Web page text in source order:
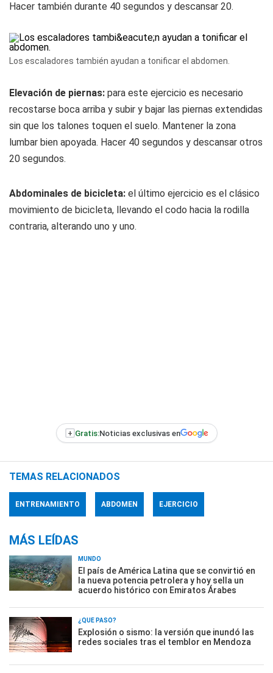
Hacer también durante 40 segundos y descansar 20.
Los escaladores también ayudan a tonificar el abdomen.
Elevación de piernas: para este ejercicio es necesario
recostarse boca arriba y subir y bajar las piernas extendidas
sin que los talones toquen el suelo. Mantener la zona
lumbar bien apoyada. Hacer 40 segundos y descansar otros
20 segundos.
Abdominales de bicicleta: el último ejercicio es el clásico
movimiento de bicicleta, llevando el codo hacia la rodilla
contraria, alterando uno y uno.
+ Gratis:Noticias exclusivas en
TEMAS RELACIONADOS
ENTRENAMIENTO ABDOMEN EJERCICIO
MÁS LEÍDAS
MUNDO
El país de América Latina que se convirtió en
la nueva potencia petrolera y hoy sella un
acuerdo histórico con Emiratos Árabes
¿QUÉ PASÓ?
Explosión o sismo: la versión que inundó las
redes sociales tras el temblor en Mendoza